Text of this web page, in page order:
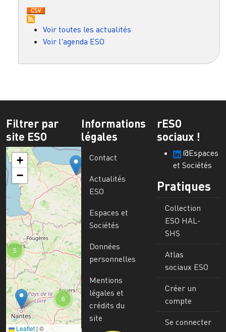
Voir toutes les actualités
Voir l'agenda ESO
Filtrer par
site ESO
6
5
+
−
Leaflet | ©
Informations
légales
Contact
Actualités
ESO
Espaces et
Sociétés
Données
personnelles
Mentions
légales et
crédits du
site
rESO
sociaux !
@Espaces
et Sociétés
Pratiques
Collection
ESO HAL-
SHS
Atlas
sociaux ESO
Créer un
compte
Se connecter